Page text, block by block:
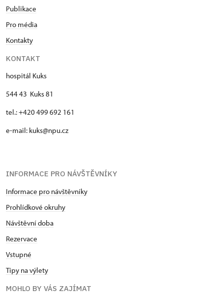
Publikace
Pro média
Kontakty
KONTAKT
hospitál Kuks
544 43 Kuks 81
tel.: +420 499 692 161
e-mail: kuks@npu.cz
INFORMACE PRO NÁVŠTĚVNÍKY
Informace pro návštěvníky
Prohlídkové okruhy
Návštěvní doba
Rezervace
Vstupné
Tipy na výlety
MOHLO BY VÁS ZAJÍMAT